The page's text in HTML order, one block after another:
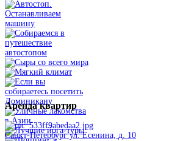
Арендаквартир
Санкт-Петербург ул. Есенина, д. 10